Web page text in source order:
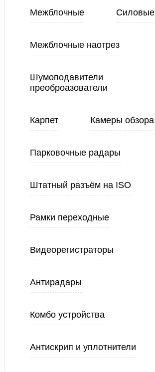
Межблочные Силовые
Межблочные наотрез
Шумоподавители
преоброазователи
Карпет Камеры обзора
Парковочные радары
Штатный разъём на ISO
Рамки переходные
Видеорегистраторы
Антирадары
Комбо устройства
Антискрип и уплотнители